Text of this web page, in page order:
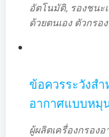
อัตโนมัติ, รองชนะ
ด้วยตนเอง ตัวกรอ
ข้อควรระวังส
อากาศแบบหมุ
ผู้ผลิตเครื่องกรอง